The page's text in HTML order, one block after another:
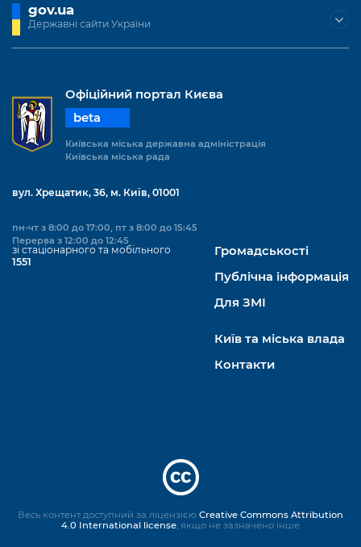
gov.ua
Державні сайти України
Офіційний портал Києва
beta
Київська міська державна адміністрація
Київська міська рада
вул. Хрещатик, 36, м. Київ, 01001
пн-чт з 8:00 до 17:00, пт з 8:00 до 15:45
Перерва з 12:00 до 12:45
зі стаціонарного та мобільного
1551
Громадськості
Публічна інформація
Для ЗМІ
Київ та міська влада
Контакти
Весь контент доступний за ліцензією Creative Commons Attribution
4.0 International license, якщо не зазначено інше